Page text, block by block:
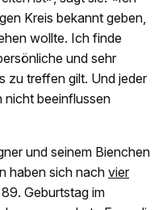
Kreis bekannt geben,
wollte. Ich finde
und sehr
zu treffen gilt. Und jeder
nicht beeinflussen
und seinem Bienchen
haben sich nach vier
Geburtstag im